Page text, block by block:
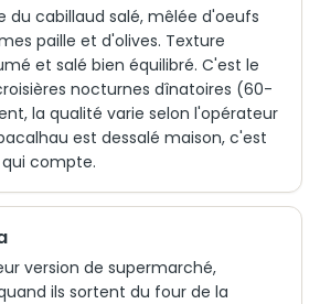
du cabillaud salé, mêlée d'oeufs
paille et d'olives. Texture
et salé bien équilibré. C'est le
nocturnes dînatoires (60-
la qualité varie selon l'opérateur
est dessalé maison, c'est
compte.
version de supermarché,
ils sortent du four de la